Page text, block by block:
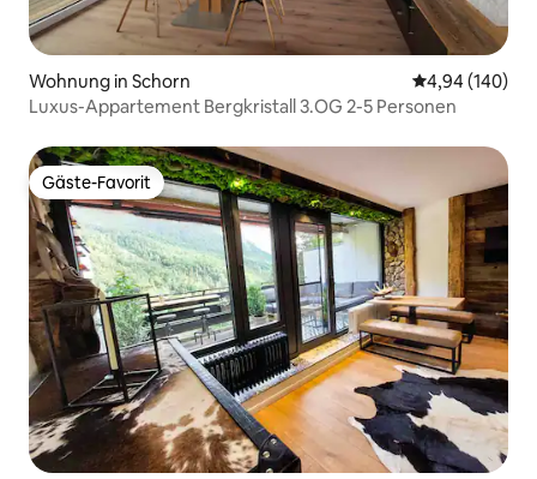
Wohnung in Schorn
4,94 (140)
Luxus-Appartement Bergkristall 3.OG 2-5 Personen
Gäste-Favorit
Gäste-Favorit